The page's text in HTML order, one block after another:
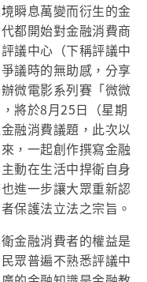
瞬息萬變而衍生的金
都開始對金融消費商
議中心（下稱評議中
議時的無助感，分享
微電影系列賽「微微
將於8月25日（星期
融消費議題，此次以
，一起創作撰寫金融
動在生活中捍衛自身
進一步讓大眾重新認
保護法立法之宗旨。
金融消費者的權益是
眾普遍不熟悉評議中